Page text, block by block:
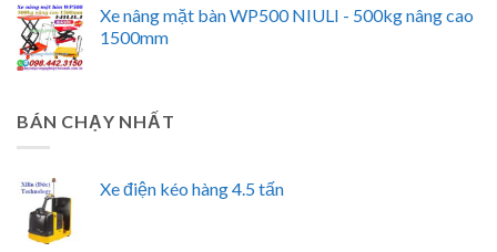
Xe nâng mặt bàn WP500 NIULI - 500kg nâng cao
1500mm
BÁN CHẠY NHẤT
Xe điện kéo hàng 4.5 tấn